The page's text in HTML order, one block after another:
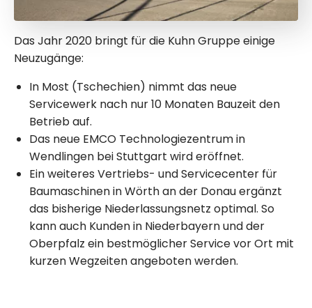
Das Jahr 2020 bringt für die Kuhn Gruppe einige
Neuzugänge:
In Most (Tschechien) nimmt das neue
Servicewerk nach nur 10 Monaten Bauzeit den
Betrieb auf.
Das neue EMCO Technologiezentrum in
Wendlingen bei Stuttgart wird eröffnet.
Ein weiteres Vertriebs- und Servicecenter für
Baumaschinen in Wörth an der Donau ergänzt
das bisherige Niederlassungsnetz optimal. So
kann auch Kunden in Niederbayern und der
Oberpfalz ein bestmöglicher Service vor Ort mit
kurzen Wegzeiten angeboten werden.